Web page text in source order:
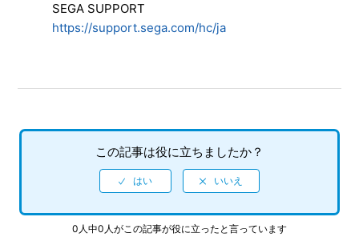
【PS5/ソニックレーシング クロスワールド】CNTやONTの
プレイ特典はありますか
【PS5/ソニックレーシング クロスワールド】Steam／Epic
Games Store 版の問い合わせ先はどこですか
【PS5/ソニックレーシング クロスワールド】取扱説明書
SEGA SUPPORT
https://support.sega.com/hc/ja
この記事は役に立ちましたか？
0人中0人がこの記事が役に立ったと言っています